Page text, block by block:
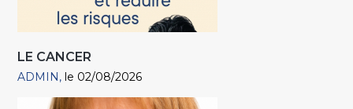
LE CANCER
ADMIN le 02/08/2026